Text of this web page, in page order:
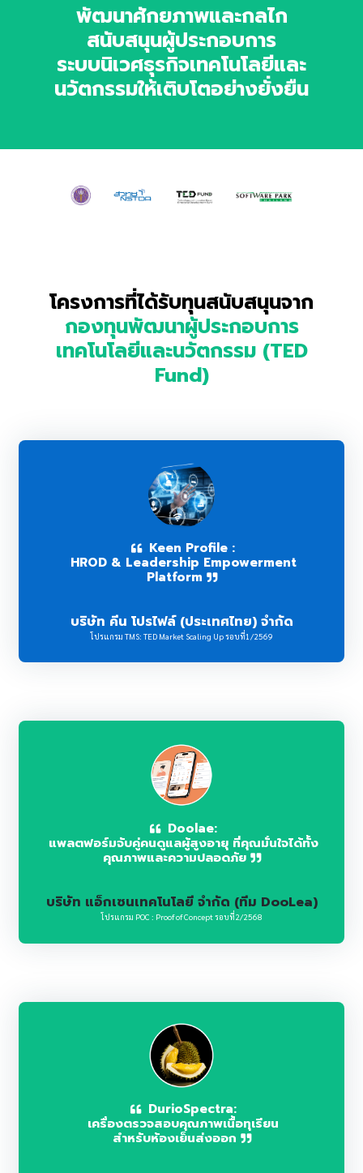
พัฒนาศักยภาพและกลไก
สนับสนุนผู้ประกอบการ
ระบบนิเวศธุรกิจเทคโนโลยีและ
นวัตกรรมให้เติบโตอย่างยั่งยืน
โครงการที่ได้รับทุนสนับสนุนจาก
กองทุนพัฒนาผู้ประกอบการ
เทคโนโลยีและนวัตกรรม (TED
Fund)
Keen Profile :
HROD & Leadership Empowerment
Platform
บริษัท คีน โปรไฟล์ (ประเทศไทย) จำกัด
โปรแกรม TMS: TED Market Scaling Up รอบที่1/2569
Doolae:
แพลตฟอร์มจับคู่คนดูแลผู้สูงอายุ ที่คุณมั่นใจได้ทั้ง
คุณภาพและความปลอดภัย
บริษัท แอ็กเซนเทคโนโลยี จำกัด (ทีม DooLea)
โปรแกรม POC : Proof of Concept รอบที่2/2568
DurioSpectra:
เครื่องตรวจสอบคุณภาพเนื้อทุเรียน
สำหรับห้องเย็นส่งออก